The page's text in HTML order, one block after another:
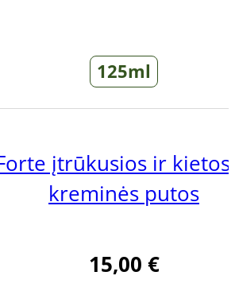
125ml
įtrūkusios ir
kreminės putos
15,00 €